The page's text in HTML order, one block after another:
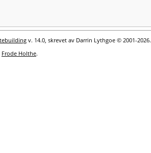
v. 14.0, skrevet av Darrin Lythgoe © 2001-2026.
Frode Holthe.